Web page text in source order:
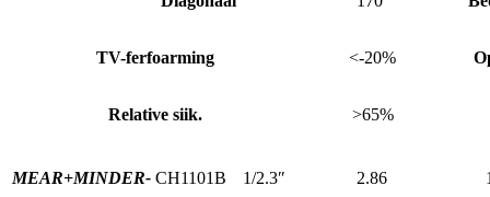
TV-ferfoarming <-20%
Relative siik. >65%
MEAR+MINDER- CH1101B 1/2.3″ 2.86